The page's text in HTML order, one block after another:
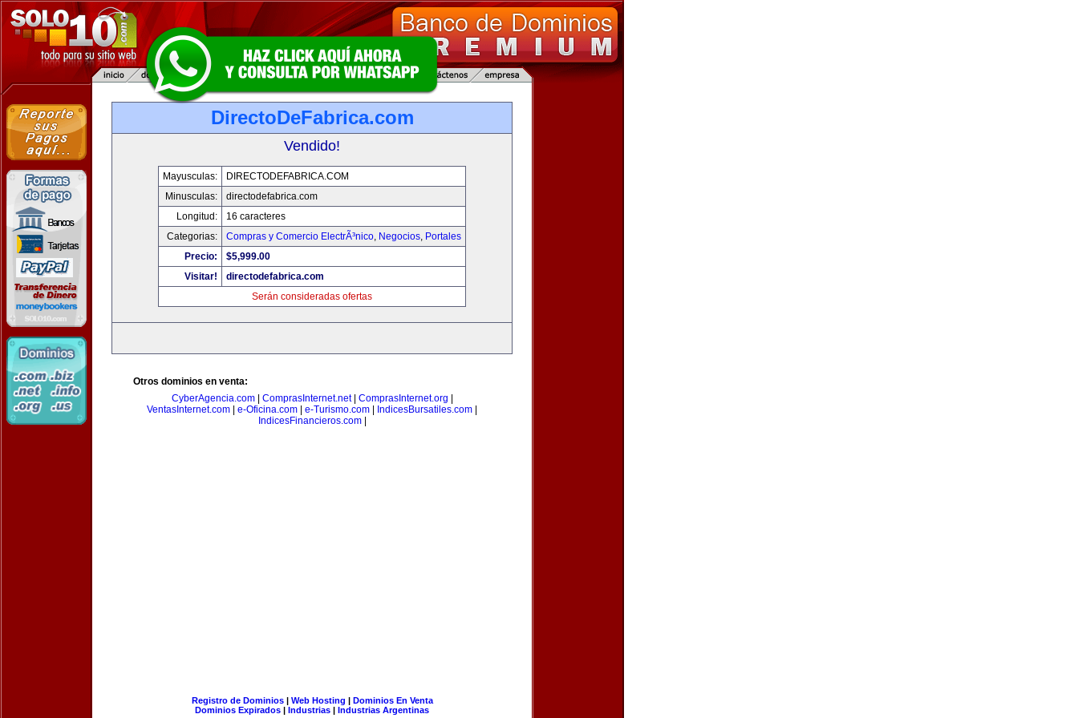
DirectoDeFabrica.com
Vendido!
Mayusculas:
DIRECTODEFABRICA.COM
Minusculas:
directodefabrica.com
Longitud:
16 caracteres
Categorias:
Compras y Comercio ElectrÃ³nico, Negocios, Portales
Precio:
$5,999.00
Visitar!
directodefabrica.com
Serán consideradas ofertas
Otros dominios en venta:
CyberAgencia.com| ComprasInternet.net| ComprasInternet.org
VentasInternet.com
e-Oficina.com e-Turismo.com IndicesBursatiles.com
IndicesFinancieros.com|
Registro de Dominios| Web Hosting | Dominios En Venta
Dominios Expirados | Industrias | Industrias Argentinas